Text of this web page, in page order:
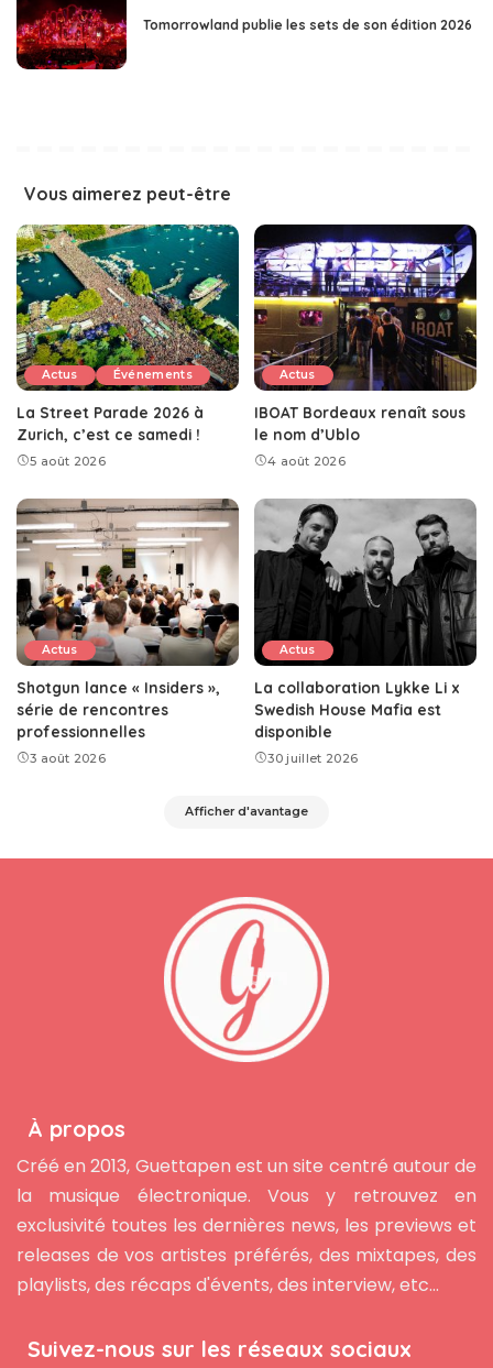
Tomorrowland publie les sets de son édition 2026
Vous aimerez peut-être
Actus Événements
La Street Parade 2026 à
Zurich, c’est ce samedi !
5 août 2026
Actus
IBOAT Bordeaux renaît sous
le nom d’Ublo
4 août 2026
Actus
Shotgun lance « Insiders »,
série de rencontres
professionnelles
3 août 2026
Actus
La collaboration Lykke Li x
Swedish House Mafia est
disponible
30 juillet 2026
Afficher d'avantage
À propos
Créé en 2013, Guettapen est un site centré autour de
la musique électronique. Vous y retrouvez en
exclusivité toutes les dernières news, les previews et
releases de vos artistes préférés, des mixtapes, des
playlists, des récaps d'évents, des interview, etc...
Suivez-nous sur les réseaux sociaux